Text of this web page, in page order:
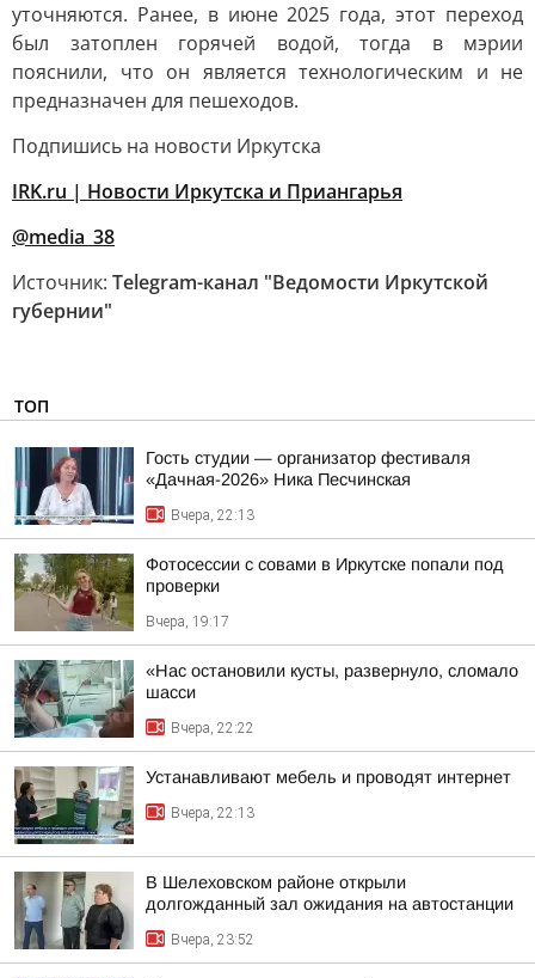
уточняются. Ранее, в июне 2025 года, этот переход
был затоплен горячей водой, тогда в мэрии
пояснили, что он является технологическим и не
предназначен для пешеходов.
Подпишись на новости Иркутска
IRK.ru | Новости Иркутска и Приангарья
@media_38
Источник: Telegram-канал "Ведомости Иркутской
губернии"
ТОП
Гость студии — организатор фестиваля
«Дачная-2026» Ника Песчинская
Вчера, 22:13
Фотосессии с совами в Иркутске попали под
проверки
Вчера, 19:17
«Нас остановили кусты, развернуло, сломало
шасси
Вчера, 22:22
Устанавливают мебель и проводят интернет
Вчера, 22:13
В Шелеховском районе открыли
долгожданный зал ожидания на автостанции
Вчера, 23:52